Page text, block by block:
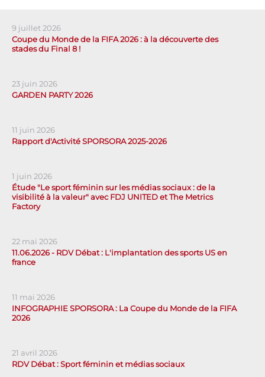
9 juillet 2026
Coupe du Monde de la FIFA 2026 : à la découverte des
stades du Final 8 !
23 juin 2026
GARDEN PARTY 2026
11 juin 2026
Rapport d'Activité SPORSORA 2025-2026
1 juin 2026
Étude "Le sport féminin sur les médias sociaux : de la
visibilité à la valeur" avec FDJ UNITED et The Metrics
Factory
22 mai 2026
11.06.2026 - RDV Débat : L'implantation des sports US en
france
11 mai 2026
INFOGRAPHIE SPORSORA : La Coupe du Monde de la FIFA
2026
21 avril 2026
RDV Débat : Sport féminin et médias sociaux